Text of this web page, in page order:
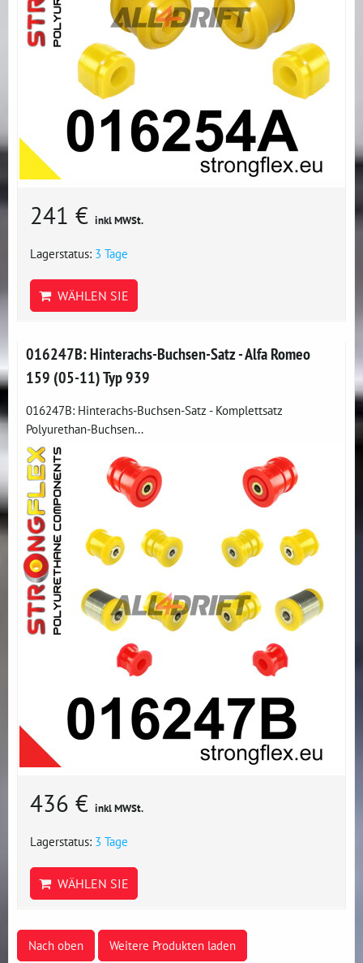
241 € inkl MWSt.
Lagerstatus: 3 Tage
WÄHLEN SIE
016247B: Hinterachs-Buchsen-Satz - Alfa Romeo
159 (05-11) Typ 939
016247B: Hinterachs-Buchsen-Satz - Komplettsatz
Polyurethan-Buchsen...
436 € inkl MWSt.
Lagerstatus: 3 Tage
WÄHLEN SIE
Nach oben Weitere Produkten laden